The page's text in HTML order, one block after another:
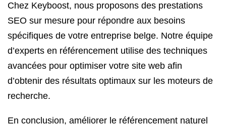
Chez Keyboost, nous proposons des prestations
SEO sur mesure pour répondre aux besoins
spécifiques de votre entreprise belge. Notre équipe
d’experts en référencement utilise des techniques
avancées pour optimiser votre site web afin
d’obtenir des résultats optimaux sur les moteurs de
recherche.
En conclusion, améliorer le référencement naturel